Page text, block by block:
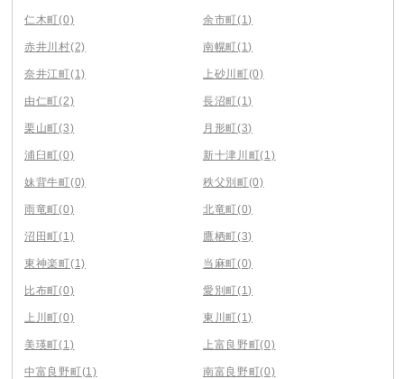
仁木町(0) 余市町(1)
赤井川村(2) 南幌町(1)
奈井江町(1) 上砂川町(0)
由仁町(2) 長沼町(1)
栗山町(3) 月形町(3)
浦臼町(0) 新十津川町(1)
妹背牛町(0) 秩父別町(0)
雨竜町(0) 北竜町(0)
沼田町(1) 鷹栖町(3)
東神楽町(1) 当麻町(0)
比布町(0) 愛別町(1)
上川町(0) 東川町(1)
美瑛町(1) 上富良野町(0)
中富良野町(1) 南富良野町(0)